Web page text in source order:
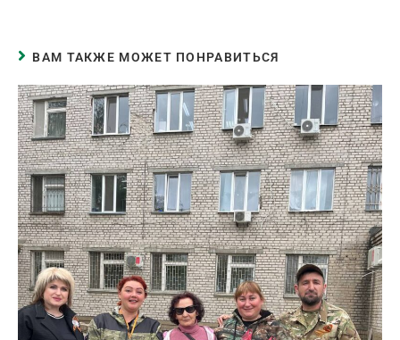
ВАМ ТАКЖЕ МОЖЕТ ПОНРАВИТЬСЯ